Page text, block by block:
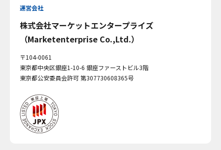
運営会社
株式会社マーケットエンタープライズ
（Marketenterprise Co.,Ltd.）
〒104-0061
東京都中央区銀座1-10-6 銀座ファーストビル3階
東京都公安委員会許可 第307730608365号